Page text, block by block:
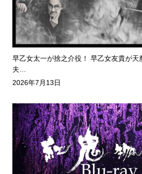
早乙女太一が捨之介役！ 早乙女友貴が天
夫…
2026年7月13日